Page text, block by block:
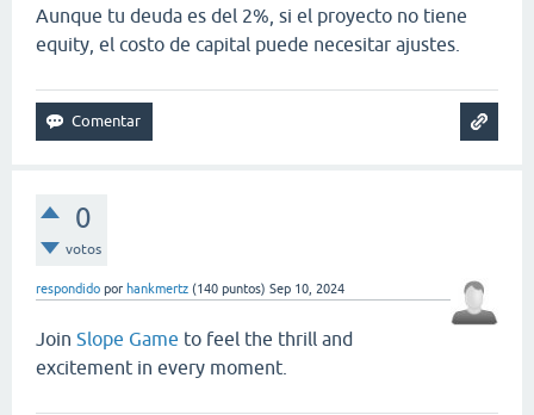
Aunque tu deuda es del 2%, si el proyecto no tiene
equity, el costo de capital puede necesitar ajustes.
0
votos
respondido por hankmertz (140 puntos) Sep 10, 2024
Join Slope Game to feel the thrill and
excitement in every moment.